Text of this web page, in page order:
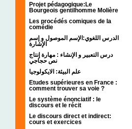
Projet pédagogique:Le
Bourgeois gentilhomme Molière
Les procédés comiques de la
comédie
الدرس اللغوي:الإسم الموصول و إسم
الإشارة
درس التعبير و الإنشاء : مهارة إنتاج
نص حجاجي
علم البيئة: الايكولوجيا
Etudes supérieures en France :
comment trouver sa voie ?
Le système énonciatif : le
discours et le récit
Le discours direct et indirect:
cours et exercices